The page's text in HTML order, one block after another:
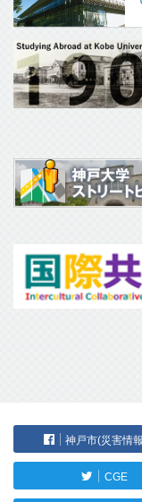
神戸市(災害情報
CGE